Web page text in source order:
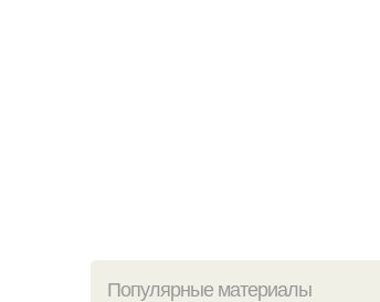
Популярные материалы